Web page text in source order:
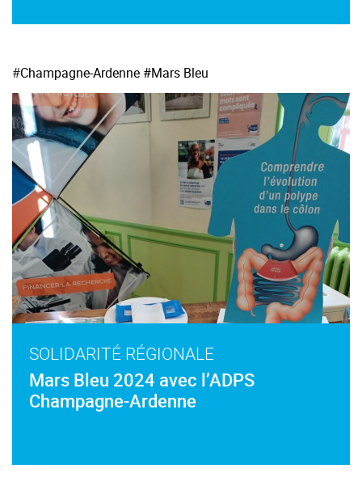
#Champagne-Ardenne #Mars Bleu
SOLIDARITÉ RÉGIONALE
Mars Bleu 2024 avec l’ADPS
Champagne-Ardenne